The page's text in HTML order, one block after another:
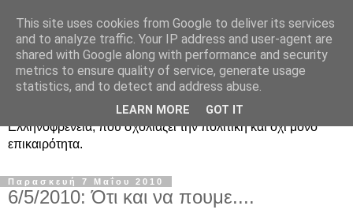
Ραδιοφωνική
Ελληνοφρένεια Unofficial
Η γνωστή ραδιοφωνική εκπομπή κατά κόσμον
Ελληνοφρένεια, που σχολιάζει την πολιτική και όχι μόνο
επικαιρότητα.
Παρασκευή 7 Μαΐου 2010
6/5/2010: Ότι και να πουμε....
This site uses cookies from Google to deliver its services
and to analyze traffic. Your IP address and user-agent are
shared with Google along with performance and security
metrics to ensure quality of service, generate usage
statistics, and to detect and address abuse.
LEARN MORE GOT IT